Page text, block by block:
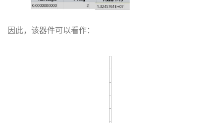
因此，该器件可以看作：